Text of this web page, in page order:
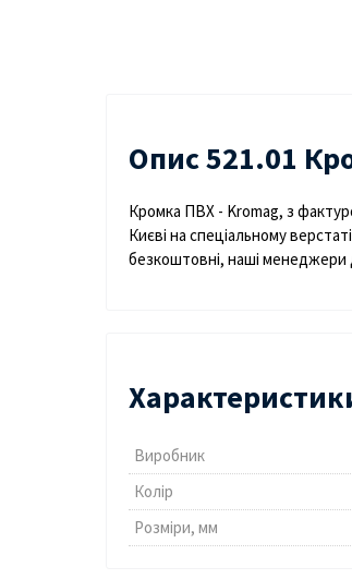
Опис 521.01
Кромка ПВХ - Kromag, з
Києві на спеціальному
безкоштовні, наші менеджери
Виробник
Колір
Розміри, мм